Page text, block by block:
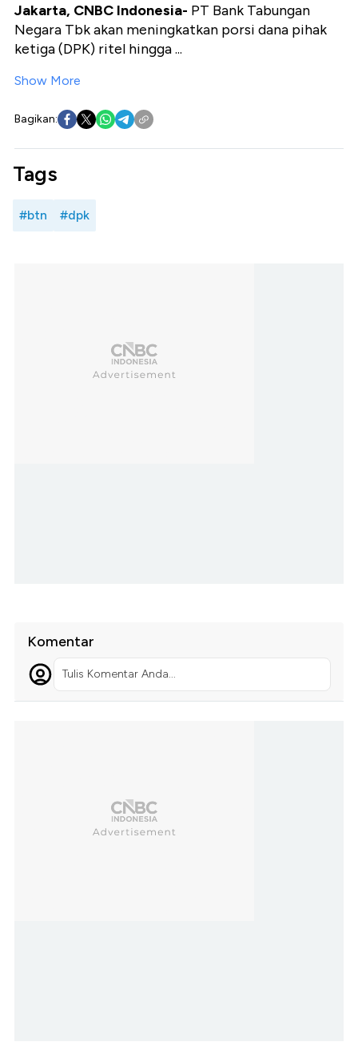
Jakarta, CNBC Indonesia- PT Bank Tabungan
Negara Tbk akan meningkatkan porsi dana pihak
ketiga (DPK) ritel hingga ...
Show More
Bagikan:
Tags
#btn #dpk
Komentar
Tulis Komentar Anda...